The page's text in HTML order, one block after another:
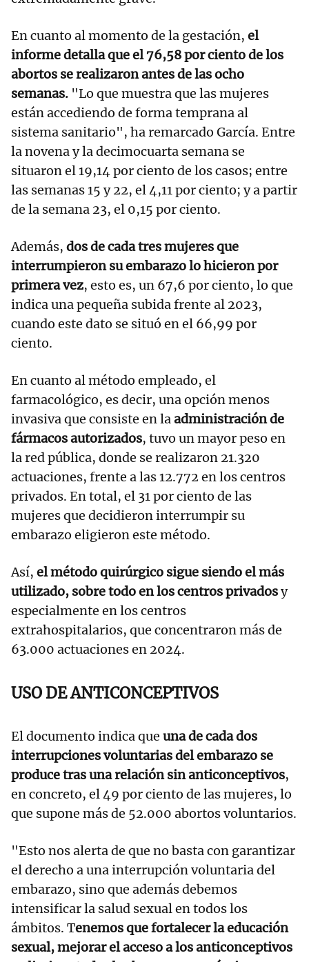
En cuanto al momento de la gestación, el
informe detalla que el 76,58 por ciento de los
abortos se realizaron antes de las ocho
semanas. "Lo que muestra que las mujeres
están accediendo de forma temprana al
sistema sanitario", ha remarcado García. Entre
la novena y la decimocuarta semana se
situaron el 19,14 por ciento de los casos; entre
las semanas 15 y 22, el 4,11 por ciento; y a partir
de la semana 23, el 0,15 por ciento.
Además, dos de cada tres mujeres que
interrumpieron su embarazo lo hicieron por
primera vez, esto es, un 67,6 por ciento, lo que
indica una pequeña subida frente al 2023,
cuando este dato se situó en el 66,99 por
ciento.
En cuanto al método empleado, el
farmacológico, es decir, una opción menos
invasiva que consiste en laadministración de
fármacos autorizados, tuvo un mayor peso en
la red pública, donde se realizaron 21.320
actuaciones, frente a las 12.772 en los centros
privados. En total, el 31 por ciento de las
mujeres que decidieron interrumpir su
embarazo eligieron este método.
Así, el método quirúrgico sigue siendo el más
utilizado, sobre todo en los centros privadosy
especialmente en los centros
extrahospitalarios, que concentraron más de
63.000 actuaciones en 2024.
USO DE ANTICONCEPTIVOS
El documento indica que una de cada dos
interrupciones voluntarias del embarazo se
produce tras una relación sin anticonceptivos,
en concreto, el 49 por ciento de las mujeres, lo
que supone más de 52.000 abortos voluntarios.
"Esto nos alerta de que no basta con garantizar
el derecho a una interrupción voluntaria del
embarazo, sino que además debemos
intensificar la salud sexual en todos los
ámbitos. Tenemos que fortalecer la educación
sexual, mejorar el acceso a los anticonceptivos